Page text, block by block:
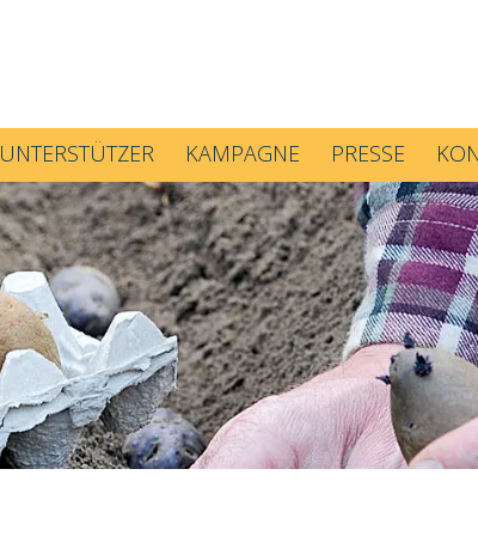
UNTERSTÜTZER KAMPAGNE PRESSE